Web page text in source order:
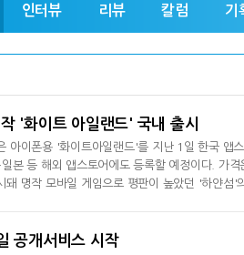
인터뷰 리뷰 칼럼 기
'화이트 아일랜드' 국내 출시
아이폰용 '화이트아일랜드'를 지난 1일 한국 앱
에도 등록할 예정이다. 가격은 4.99달러다. 비주얼샤워(대표 박홍관)가 개
명작 모바일 게임으로 평판이 높았던 '하얀섬
공개서비스 시작